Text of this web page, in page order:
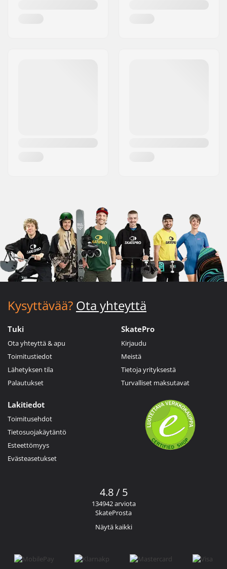
Kysyttävää? Ota yhteyttä
Tuki
Ota yhteyttä & apu
Toimitustiedot
Lähetyksen tila
Palautukset
SkatePro
Kirjaudu
Meistä
Tietoja yrityksestä
Turvalliset maksutavat
Lakitiedot
Toimitusehdot
Tietosuojakäytäntö
Esteettömyys
Evästeasetukset
4.8 / 5
134942 arviota
SkateProsta
Näytä kaikki